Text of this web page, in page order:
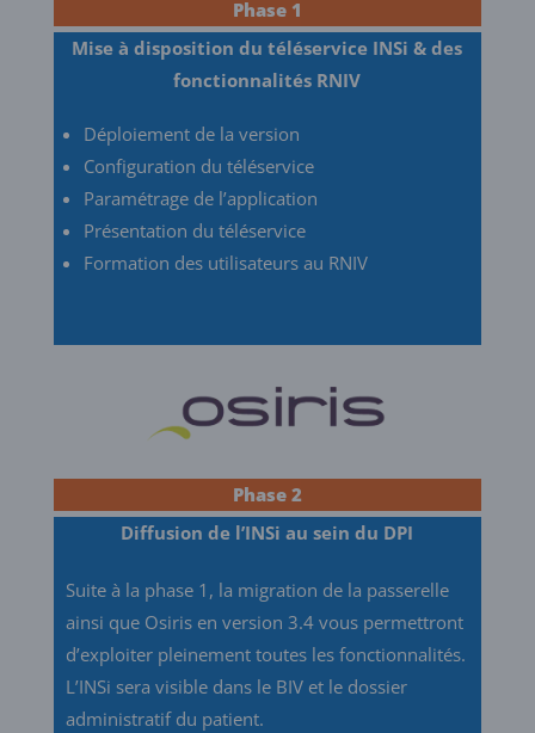
Phase 1
Mise à disposition du téléservice INSi & des
fonctionnalités RNIV
Déploiement de la version
Configuration du téléservice
Paramétrage de l’application
Présentation du téléservice
Formation des utilisateurs au RNIV
Phase 2
Diffusion de l’INSiau sein du DPI
Suite à la phase 1, la migration de la passerelle
ainsi que Osiris en version 3.4 vous permettront
d’exploiter pleinement toutes les fonctionnalités.
L’INSi sera visible dans le BIV et le dossier
administratif du patient.